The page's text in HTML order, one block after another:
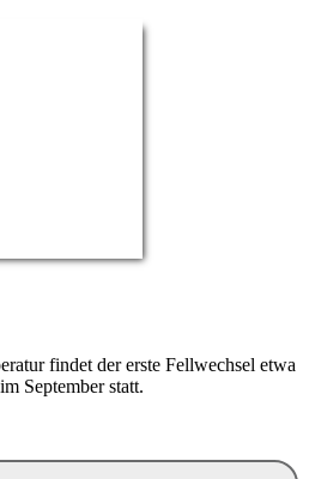
findet der erste Fellwechsel etwa
September statt.